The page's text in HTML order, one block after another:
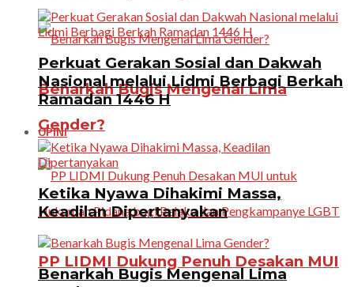
Benarkah Bugis Mengenal Lima
Gender?
PP LIDMI Dukung Penuh Desakan MUI
Perkuat Gerakan Sosial dan Dakwah
Nasional melalui Lidmi Berbagi Berkah
Ramadan 1446 H
OPINI
Ketika Nyawa Dihakimi Massa,
Keadilan Dipertanyakan
Benarkah Bugis Mengenal Lima